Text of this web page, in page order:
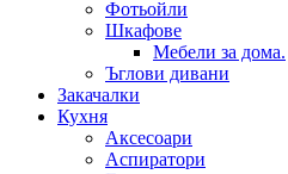
Фотьойли
Шкафове
Мебели за дома.
Ъглови дивани
Закачалки
Кухня
Аксесоари
Аспиратори